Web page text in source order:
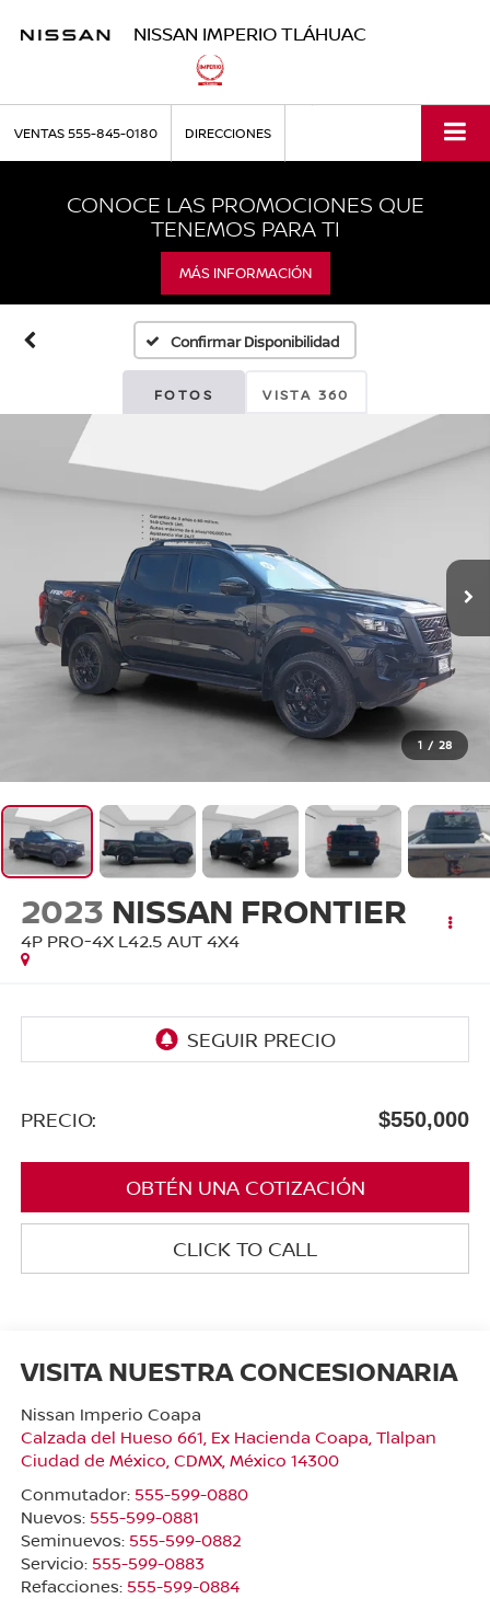
NISSAN IMPERIO TLÁHUAC
VENTAS555-845-0180 DIRECCIONES
CONOCE LAS PROMOCIONES QUE
TENEMOS PARA TI
MÁS INFORMACIÓN
Confirmar Disponibilidad
FOTOS VISTA 360
1 / 28
2023 NISSAN FRONTIER
4P PRO-4X L42.5 AUT 4X4
PRECIO: $550,000
OBTÉN UNA COTIZACIÓN
CLICK TO CALL
VISITA NUESTRA CONCESIONARIA
Nissan Imperio Coapa
Calzada del Hueso 661, Ex Hacienda Coapa, Tlalpan
Ciudad de México, CDMX, México 14300
Conmutador: 555-599-0880
Nuevos: 555-599-0881
Seminuevos: 555-599-0882
Servicio: 555-599-0883
Refacciones: 555-599-0884